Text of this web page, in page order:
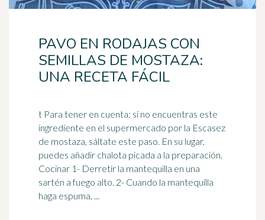
PAVO EN RODAJAS CON
SEMILLAS DE MOSTAZA:
UNA RECETA FÁCIL
t Para tener en cuenta: si no encuentras este
ingrediente en el supermercado por la Escasez
de mostaza, sáltate este paso. En su lugar,
puedes añadir chalota picada a la preparación.
Cocinar 1- Derretir la mantequilla en una
sartén a fuego alto. 2- Cuando la mantequilla
haga espuma, ...